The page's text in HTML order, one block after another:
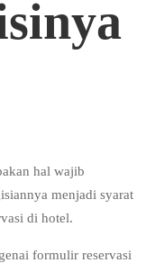
hal wajib
menjadi syarat
di hotel.
formulir reservasi